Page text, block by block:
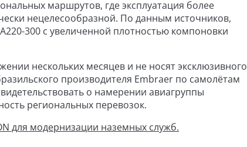
маршрутов, где эксплуатация более
нецелесообразной. По данным источников,
300 с увеличенной плотностью компоновки
нескольких месяцев и не носят эксклюзивного
производителя Embraer по самолётам
о намерении авиагруппы
региональных перевозок.
для модернизации наземных служб.